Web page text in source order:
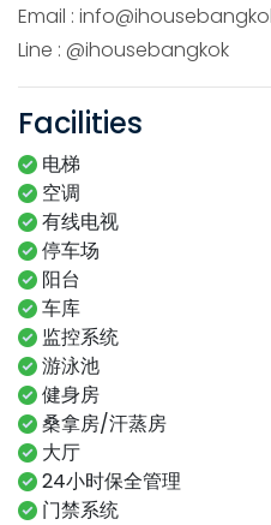
Email :
Line : @ihousebangkok
Facilities
电梯
空调
有线电视
停车场
阳台
车库
监控系统
游泳池
健身房
桑拿房/汗蒸房
大厅
24小时保全管理
门禁系统